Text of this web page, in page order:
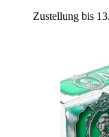
Zustellung bis